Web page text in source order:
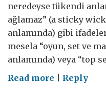
neredeyse tükendi
ağlamaz” (a sticky
anlamında) gibi
mesela “oyun, set ve
anlamında) veya “top
Read more onReply